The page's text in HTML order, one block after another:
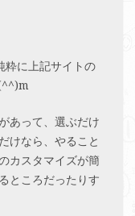
粋に上記サイトの
あって、選ぶだけ
けなら、やること
カスタマイズが簡
ところだったりす